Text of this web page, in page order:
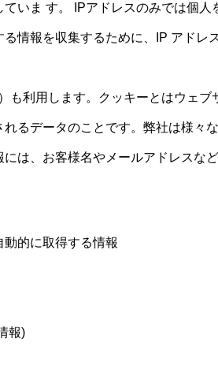
いま す。 IPアドレスのみでは個人
情報を収集するために、IP アドレ
も利用します。クッキーとはウェブ
るデータのことです。弊社は様々
は、お客様名やメールアドレスな
的に取得する情報
報)